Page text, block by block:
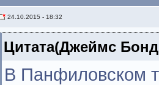
24.10.2015 - 18:32
Цитата(Джеймс Бонд
В Панфиловском